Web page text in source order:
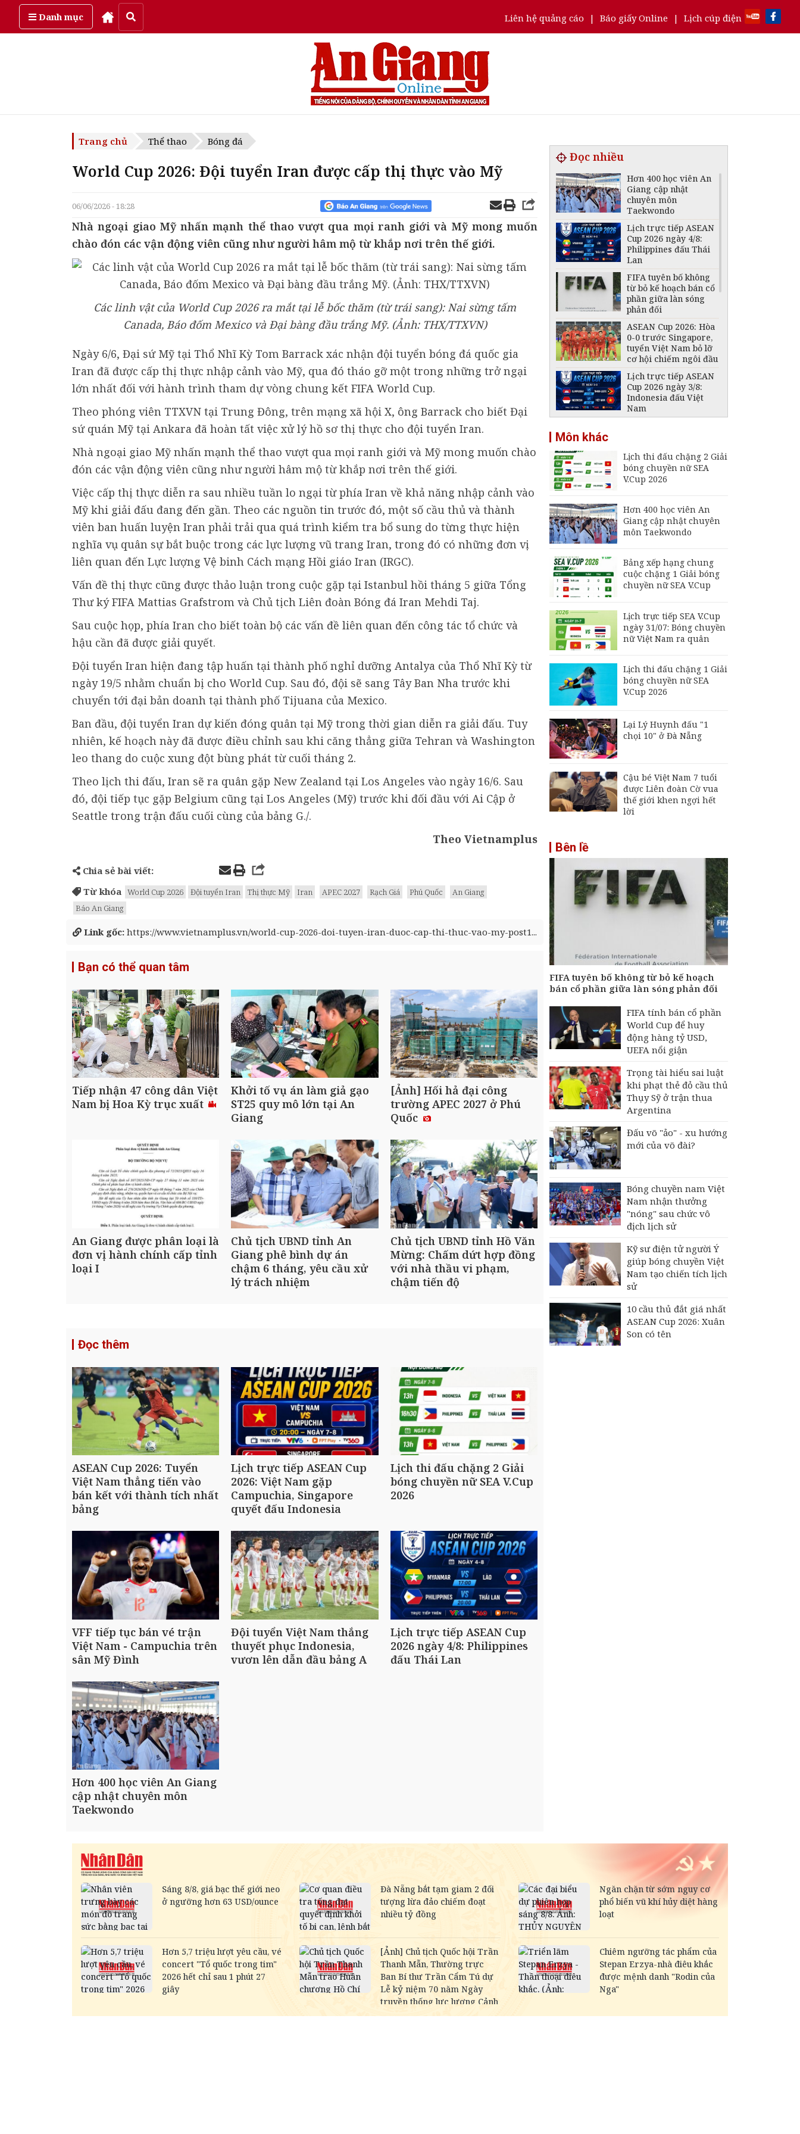
Danh mục Liên hệ quảng cáo | Báo giấy Online | Lịch cúp điện
Thứ bảy, ngày 8/08/2026
Trang chủ Thể thao Bóng đá
World Cup 2026: Đội tuyển Iran được cấp thị thực vào Mỹ​
06/06/2026 - 18:28
Nhà ngoại giao Mỹ nhấn mạnh thể thao vượt qua mọi ranh giới và Mỹ mong muốn
chào đón các vận động viên cũng như người hâm mộ từ khắp nơi trên thế giới.
Các linh vật của World Cup 2026 ra mắt tại lễ bốc thăm (từ trái sang): Nai sừng tấm
Canada, Báo đốm Mexico và Đại bàng đầu trắng Mỹ. (Ảnh: THX/TTXVN)
Ngày 6/6, Đại sứ Mỹ tại Thổ Nhĩ Kỳ Tom Barrack xác nhận đội tuyển bóng đá quốc gia
Iran đã được cấp thị thực nhập cảnh vào Mỹ, qua đó tháo gỡ một trong những trở ngại
lớn nhất đối với hành trình tham dự vòng chung kết FIFA World Cup.
Theo phóng viên TTXVN tại Trung Đông, trên mạng xã hội X, ông Barrack cho biết Đại
sứ quán Mỹ tại Ankara đã hoàn tất việc xử lý hồ sơ thị thực cho đội tuyển Iran.
Nhà ngoại giao Mỹ nhấn mạnh thể thao vượt qua mọi ranh giới và Mỹ mong muốn chào
đón các vận động viên cũng như người hâm mộ từ khắp nơi trên thế giới.
Việc cấp thị thực diễn ra sau nhiều tuần lo ngại từ phía Iran về khả năng nhập cảnh vào
Mỹ khi giải đấu đang đến gần. Theo các nguồn tin trước đó, một số cầu thủ và thành
viên ban huấn luyện Iran phải trải qua quá trình kiểm tra bổ sung do từng thực hiện
nghĩa vụ quân sự bắt buộc trong các lực lượng vũ trang Iran, trong đó có những đơn vị
liên quan đến Lực lượng Vệ binh Cách mạng Hồi giáo Iran (IRGC).
Vấn đề thị thực cũng được thảo luận trong cuộc gặp tại Istanbul hồi tháng 5 giữa Tổng
Thư ký FIFA Mattias Grafstrom và Chủ tịch Liên đoàn Bóng đá Iran Mehdi Taj.
Sau cuộc họp, phía Iran cho biết toàn bộ các vấn đề liên quan đến công tác tổ chức và
hậu cần đã được giải quyết.
Đội tuyển Iran hiện đang tập huấn tại thành phố nghỉ dưỡng Antalya của Thổ Nhĩ Kỳ từ
ngày 19/5 nhằm chuẩn bị cho World Cup. Sau đó, đội sẽ sang Tây Ban Nha trước khi
chuyển tới đại bản doanh tại thành phố Tijuana của Mexico.
Ban đầu, đội tuyển Iran dự kiến đóng quân tại Mỹ trong thời gian diễn ra giải đấu. Tuy
nhiên, kế hoạch này đã được điều chỉnh sau khi căng thẳng giữa Tehran và Washington
leo thang do cuộc xung đột bùng phát từ cuối tháng 2.
Theo lịch thi đấu, Iran sẽ ra quân gặp New Zealand tại Los Angeles vào ngày 16/6. Sau
đó, đội tiếp tục gặp Belgium cũng tại Los Angeles (Mỹ) trước khi đối đầu với Ai Cập ở
Seattle trong trận đấu cuối cùng của bảng G./.
Theo Vietnamplus
Chia sẻ bài viết:
Từ khóa World Cup 2026 Đội tuyển Iran Thị thực Mỹ Iran APEC 2027 Rạch Giá Phú Quốc
An Giang
Báo An Giang
Link gốc: https://www.vietnamplus.vn/world-cup-2026-doi-tuyen-iran-duoc-cap-thi-thuc-vao-my-post1...
Bạn có thể quan tâm
Tiếp nhận 47 công dân Việt
Nam bị Hoa Kỳ trục xuất
Khởi tố vụ án làm giả gạo
ST25 quy mô lớn tại An
Giang
[Ảnh] Hối hả đại công
trường APEC 2027 ở Phú
Quốc
An Giang được phân loại là
đơn vị hành chính cấp tỉnh
loại I
Chủ tịch UBND tỉnh An
Giang phê bình dự án
chậm 6 tháng, yêu cầu xử
lý trách nhiệm
Chủ tịch UBND tỉnh Hồ Văn
Mừng: Chấm dứt hợp đồng
với nhà thầu vi phạm,
chậm tiến độ
Đọc thêm
ASEAN Cup 2026: Tuyển
Việt Nam thẳng tiến vào
bán kết với thành tích nhất
bảng
Lịch trực tiếp ASEAN Cup
2026: Việt Nam gặp
Campuchia, Singapore
quyết đấu Indonesia
Lịch thi đấu chặng 2 Giải
bóng chuyền nữ SEA V.Cup
2026
VFF tiếp tục bán vé trận
Việt Nam - Campuchia trên
sân Mỹ Đình
Đội tuyển Việt Nam thắng
thuyết phục Indonesia,
vươn lên dẫn đầu bảng A
Lịch trực tiếp ASEAN Cup
2026 ngày 4/8: Philippines
đấu Thái Lan
Hơn 400 học viên An Giang
cập nhật chuyên môn
Taekwondo
Đọc nhiều
Hơn 400 học viên An
Giang cập nhật
chuyên môn
Taekwondo
Lịch trực tiếp ASEAN
Cup 2026 ngày 4/8:
Philippines đấu Thái
Lan
FIFA tuyên bố không
từ bỏ kế hoạch bán cổ
phần giữa làn sóng
phản đối
ASEAN Cup 2026: Hòa
0-0 trước Singapore,
tuyển Việt Nam bỏ lỡ
cơ hội chiếm ngôi đầu
Lịch trực tiếp ASEAN
Cup 2026 ngày 3/8:
Indonesia đấu Việt
Nam
Mỹ Đình
Đội tuyển Futsal Việt
Nam gây bất ngờ
thế giới
Đội tuyển Việt Nam
thắng thuyết phục
dẫn đầu bảng A
Bảng xếp hạng chung
cuộc chặng 1 Giải
Lịch thi đấu chặng 2
Giải bóng chuyền nữ
SEA V.Cup 2026
Môn khác
Lịch thi đấu chặng 2 Giải
bóng chuyền nữ SEA
V.Cup 2026
Hơn 400 học viên An
Giang cập nhật chuyên
môn Taekwondo
Bảng xếp hạng chung
cuộc chặng 1 Giải bóng
chuyền nữ SEA V.Cup
Lịch trực tiếp SEA V.Cup
ngày 31/07: Bóng chuyền
nữ Việt Nam ra quân
Lịch thi đấu chặng 1 Giải
bóng chuyền nữ SEA
V.Cup 2026
Lại Lý Huynh đấu "1
chọi 10" ở Đà Nẵng
Cậu bé Việt Nam 7 tuổi
được Liên đoàn Cờ vua
thế giới khen ngợi hết
lời
Bên lề
FIFA tuyên bố không từ bỏ kế hoạch
bán cổ phần giữa làn sóng phản đối
FIFA tính bán cổ phần
World Cup để huy
động hàng tỷ USD,
UEFA nổi giận
Trọng tài hiểu sai luật
khi phạt thẻ đỏ cầu thủ
Thụy Sỹ ở trận thua
Argentina
Đấu võ "ảo" - xu hướng
mới của võ đài?
Bóng chuyền nam Việt
Nam nhận thưởng
"nóng" sau chức vô
địch lịch sử
Kỹ sư điện tử người Ý
giúp bóng chuyền Việt
Nam tạo chiến tích lịch
sử
10 cầu thủ đắt giá nhất
ASEAN Cup 2026: Xuân
Son có tên